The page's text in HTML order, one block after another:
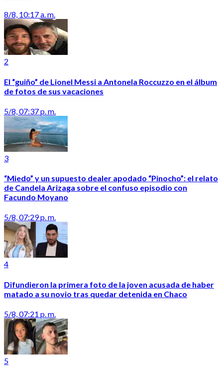
8/8, 10:17 a. m.
2
El “guiño” de Lionel Messi a Antonela Roccuzzo en el álbum
de fotos de sus vacaciones
5/8, 07:37 p. m.
3
“Miedo” y un supuesto dealer apodado “Pinocho”: el relato
de Candela Arizaga sobre el confuso episodio con
Facundo Moyano
5/8, 07:29 p. m.
4
Difundieron la primera foto de la joven acusada de haber
matado a su novio tras quedar detenida en Chaco
5/8, 07:21 p. m.
5